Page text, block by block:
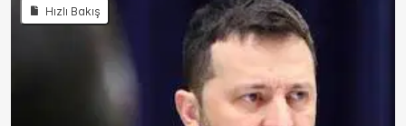
Hızlı Bakış